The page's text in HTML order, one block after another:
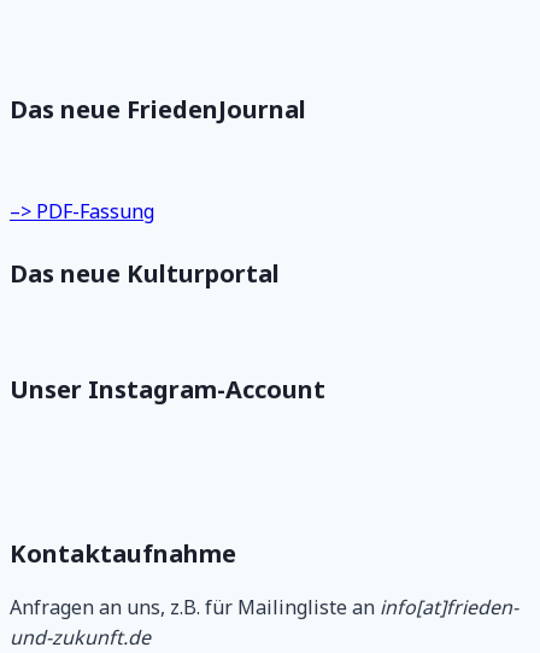
Das neue FriedenJournal
–> PDF-Fassung
Das neue Kulturportal
Unser Instagram-Account
Kontaktaufnahme
Anfragen an uns, z.B. für Mailingliste an info[at]frieden-
und-zukunft.de